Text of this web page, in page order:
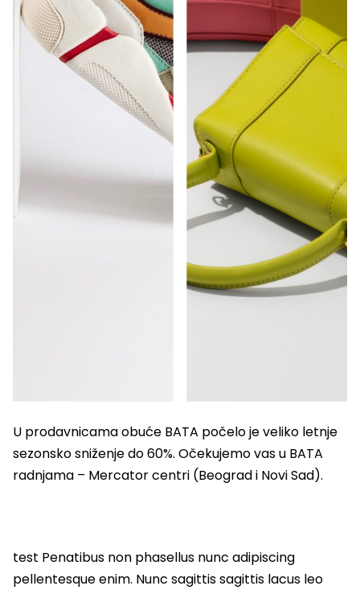
U prodavnicama obuće BATA počelo je veliko letnje
sezonsko sniženje do 60%. Očekujemo vas u BATA
radnjama – Mercator centri (Beograd i Novi Sad).
test Penatibus non phasellus nunc adipiscing
pellentesque enim. Nunc sagittis sagittis lacus leo